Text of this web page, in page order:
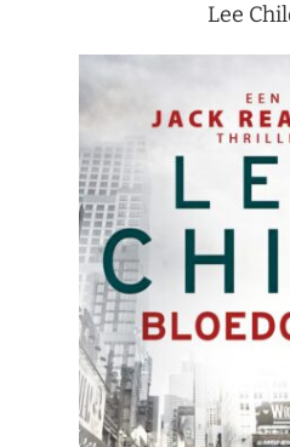
Lee